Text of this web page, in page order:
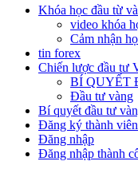
Khóa học đầu từ
video khóa
Cảm nhận
tin forex
Chiến lược đầu tư
BÍ QUYẾT
Đầu tư vàng
Bí quyết đầu tư
Đăng ký thành viên
Đăng nhập
Đăng nhập thành